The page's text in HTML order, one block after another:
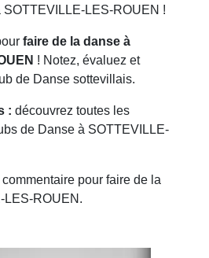
LES-ROUEN !
faire de la danse à
! Notez, évaluez et
de Danse sottevillais.
: découvrez toutes les
de Danse à SOTTEVILLE-
pour faire de la
LES-ROUEN.